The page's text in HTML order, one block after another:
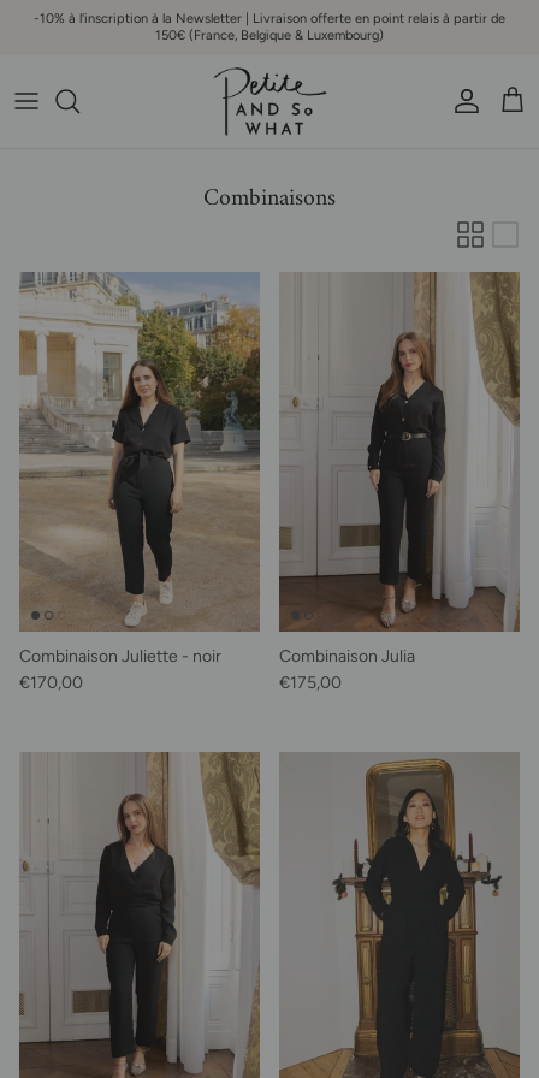
Aller au contenu
-10% à l'inscription à la Newsletter | Livraison offerte en point relais à partir de
150€ (France, Belgique & Luxembourg)
Compte
Combinaisons
Combinaison Juliette - noir
Prix habituel
€170,00
Combinaison Julia
Prix habituel
€175,00